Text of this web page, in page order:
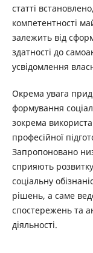
статті
компетентності
залежить від
здатності до
усвідомлення
Окрема увага
формування
зокрема
професійної
Запропоновано
сприяють
соціальну
рішень, а саме
спостережень та
діяльності.